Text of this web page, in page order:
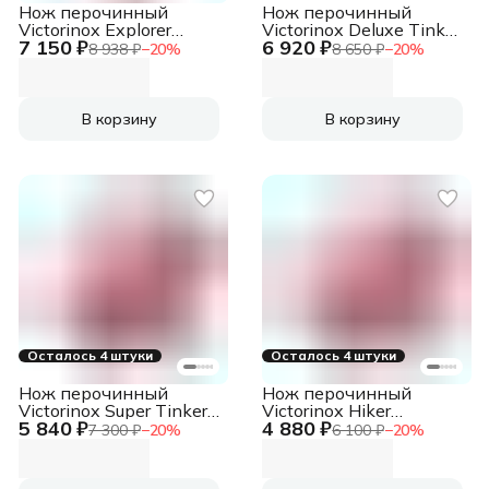
7 150 ₽8 938 ₽−20%
Нож перочинный
Victorinox Explorer
(1.6703) 91мм
В корзину
6 920 ₽8 650 ₽−20%
Нож перочинный
Victorinox Deluxe Tinker
(1.4723) 91мм
В корзину
Осталось 4 штуки
5 840 ₽7 300 ₽−20%
Нож перочинный
Victorinox Super Tinker
(1.4703) 91мм
Осталось 4 штуки
4 880 ₽6 100 ₽−20%
Нож перочинный
Victorinox Hiker
(1.4613) 91мм